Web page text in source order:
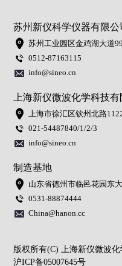
苏州新仪科学仪器有限公
苏州工业园区金鸡湖大道
0512-87163115
info@sineo.cn
上海新仪微波化学科技有
上海市徐汇区钦州北路
021-54487840/1/2/3
info@sineo.cn
制造基地
山东省德州市临邑花园东
0531-88874444
China@hanon.cc
版权所有(C) 上海新仪微波化
沪ICP备05007645号